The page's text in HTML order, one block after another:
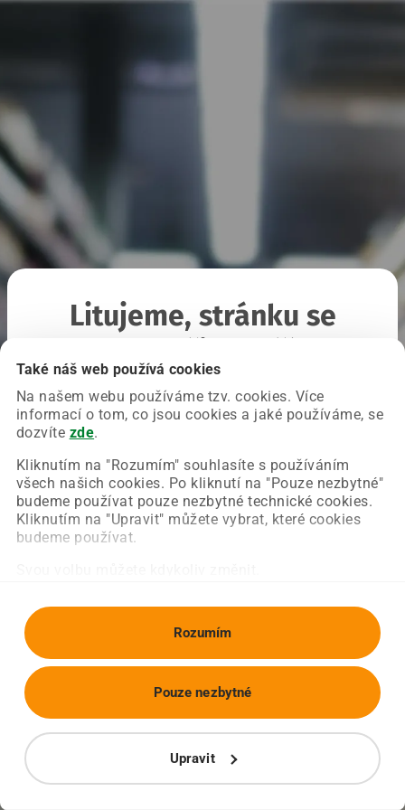
Také náš web používá cookies
Na našem webu používáme tzv. cookies. Více
informací o tom, co jsou cookies a jaké používáme, se
dozvíte zde.
Kliknutím na "Rozumím" souhlasíte s používáním
všech našich cookies. Po kliknutí na "Pouze nezbytné"
budeme používat pouze nezbytné technické cookies.
Kliknutím na "Upravit" můžete vybrat, které cookies
budeme používat.
Rozumím
Upravit
Pouze nezbytné
Litujeme, stránku se
Chyba nastala na naší straně a už ji opravujeme.
Zkuste prosím znovu načíst požadovanou stránku.
Obnovit stránku Úvodní strana